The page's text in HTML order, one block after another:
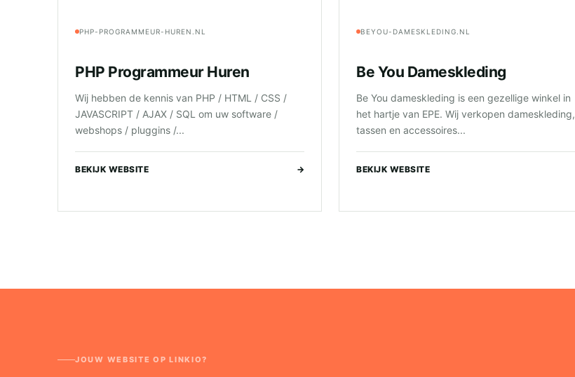
PHP-PROGRAMMEUR-HUREN.NL
PHP Programmeur Huren
Wij hebben de kennis van PHP / HTML / CSS /
JAVASCRIPT / AJAX / SQL om uw software /
webshops / pluggins /...
BEKIJK WEBSITE →
BEYOU-DAMESKLEDING.NL
Be You Dameskleding
Be You dameskleding is een gezellige winkel in
het hartje van EPE. Wij verkopen dameskleding,
tassen en accessoires...
BEKIJK WEBSITE
JOUW WEBSITE OP LINKIO?